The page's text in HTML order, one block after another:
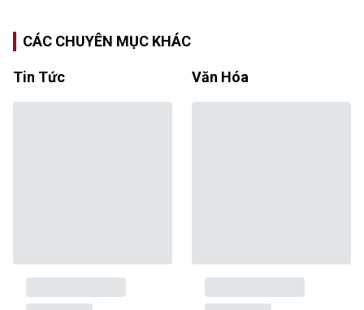
CÁC CHUYÊN MỤC KHÁC
Tin Tức Văn Hóa